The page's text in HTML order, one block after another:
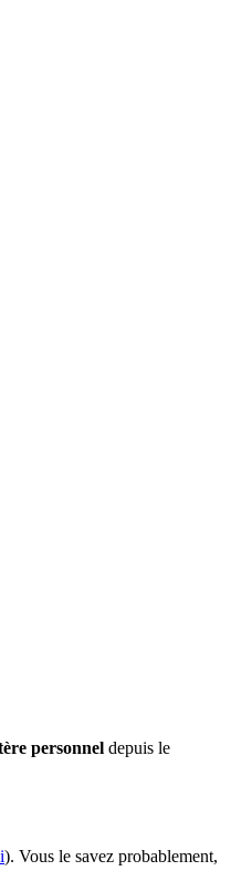
personnel depuis le
). Vous le savez probablement,